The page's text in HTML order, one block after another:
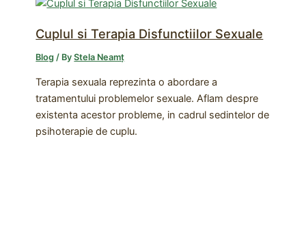
Cuplul si Terapia Disfunctiilor Sexuale
Blog / ByStela Neamț
Terapia sexuala reprezinta o abordare a
tratamentului problemelor sexuale. Aflam despre
existenta acestor probleme, in cadrul sedintelor de
psihoterapie de cuplu.